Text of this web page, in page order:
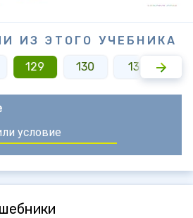
ИЗ ЭТОГО УЧЕБНИКА
129 130 131